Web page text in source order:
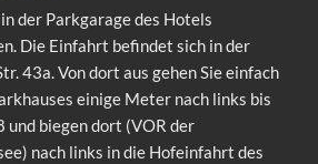
der Parkgarage des Hotels
Die Einfahrt befindet sich in der
43a. Von dort aus gehen Sie einfach
einige Meter nach links bis
und biegen dort (VOR der
nach links in die Hofeinfahrt des